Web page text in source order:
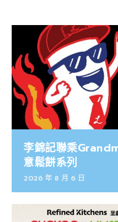
李錦記聯乘
意鬆餅系列
2026 年 8 月 6 日